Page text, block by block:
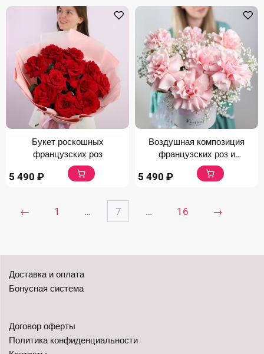
Букет роскошных
французских роз
5 490 ₽
Воздушная композиция
французских роз и
гипсофилы
5 490 ₽
← 1 … 7 … 16 →
Доставка и оплата
Бонусная система
Договор оферты
Политика конфиденциальности